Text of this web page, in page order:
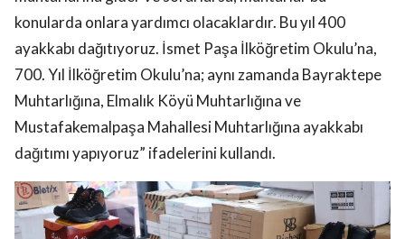
konularda onlara yardımcı olacaklardır. Bu yıl 400
ayakkabı dağıtıyoruz. İsmet Paşa İlköğretim Okulu’na,
700. Yıl İlköğretim Okulu’na; aynı zamanda Bayraktepe
Muhtarlığına, Elmalık Köyü Muhtarlığına ve
Mustafakemalpaşa Mahallesi Muhtarlığına ayakkabı
dağıtımı yapıyoruz” ifadelerini kullandı.